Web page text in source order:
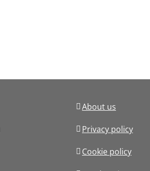
About us
Privacy policy
Cookie policy